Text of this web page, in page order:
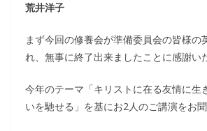
荒井洋子
まず今回の修養会が準備委員会の皆様の
れ、無事に終了出来ましたことに感謝い
今年のテーマ「キリストに在る友情に生
いを馳せる」を基にお2人のご講演をお聞